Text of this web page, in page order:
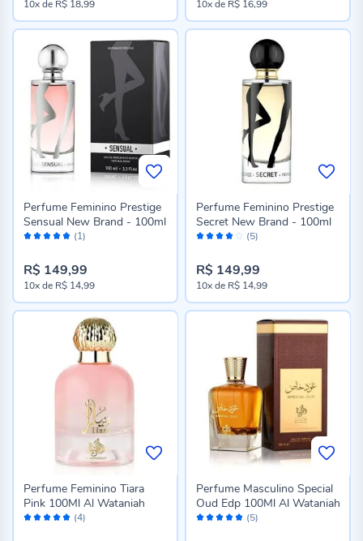
10xde R$ 18,99 10xde R$ 16,99
Avaliação: (1)
Perfume Feminino Prestige
Sensual New Brand - 100ml
R$ 149,99
10xde R$ 14,99
Avaliação: (5)
Perfume Feminino Prestige
Secret New Brand - 100ml
R$ 149,99
10xde R$ 14,99
Avaliação: (4)
Perfume Feminino Tiara
Pink 100Ml Al Wataniah
Avaliação: (5)
Perfume Masculino Special
Oud Edp 100Ml Al Wataniah